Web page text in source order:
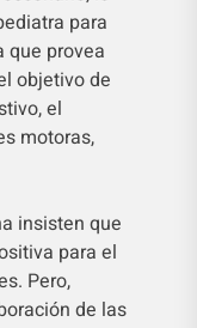
para
que provea
objetivo de
el
motoras,
insisten que
para el
Pero,
de las